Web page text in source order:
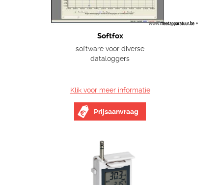
Softfox
software voor diverse
dataloggers
Klik voor meer informatie
Prijsaanvraag